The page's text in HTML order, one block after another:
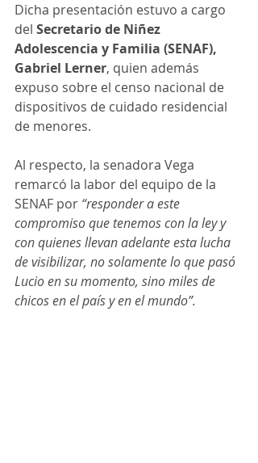
Dicha presentación estuvo a cargo
del Secretario de Niñez
Adolescencia y Familia (SENAF),
Gabriel Lerner, quien además
expuso sobre el censo nacional de
dispositivos de cuidado residencial
de menores.
Al respecto, la senadora Vega
remarcó la labor del equipo de la
SENAF por “responder a este
compromiso que tenemos con la ley y
con quienes llevan adelante esta lucha
de visibilizar, no solamente lo que pasó
Lucio en su momento, sino miles de
chicos en el país y en el mundo”.